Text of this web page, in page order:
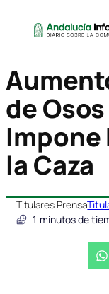
de
Impone
la Caza
Titulares Prensa
1 minutos de